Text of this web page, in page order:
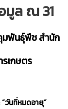
มูล ณ 31
พันธุ์พืช สำนัก
เกษตร
วันที่หมดอายุ”